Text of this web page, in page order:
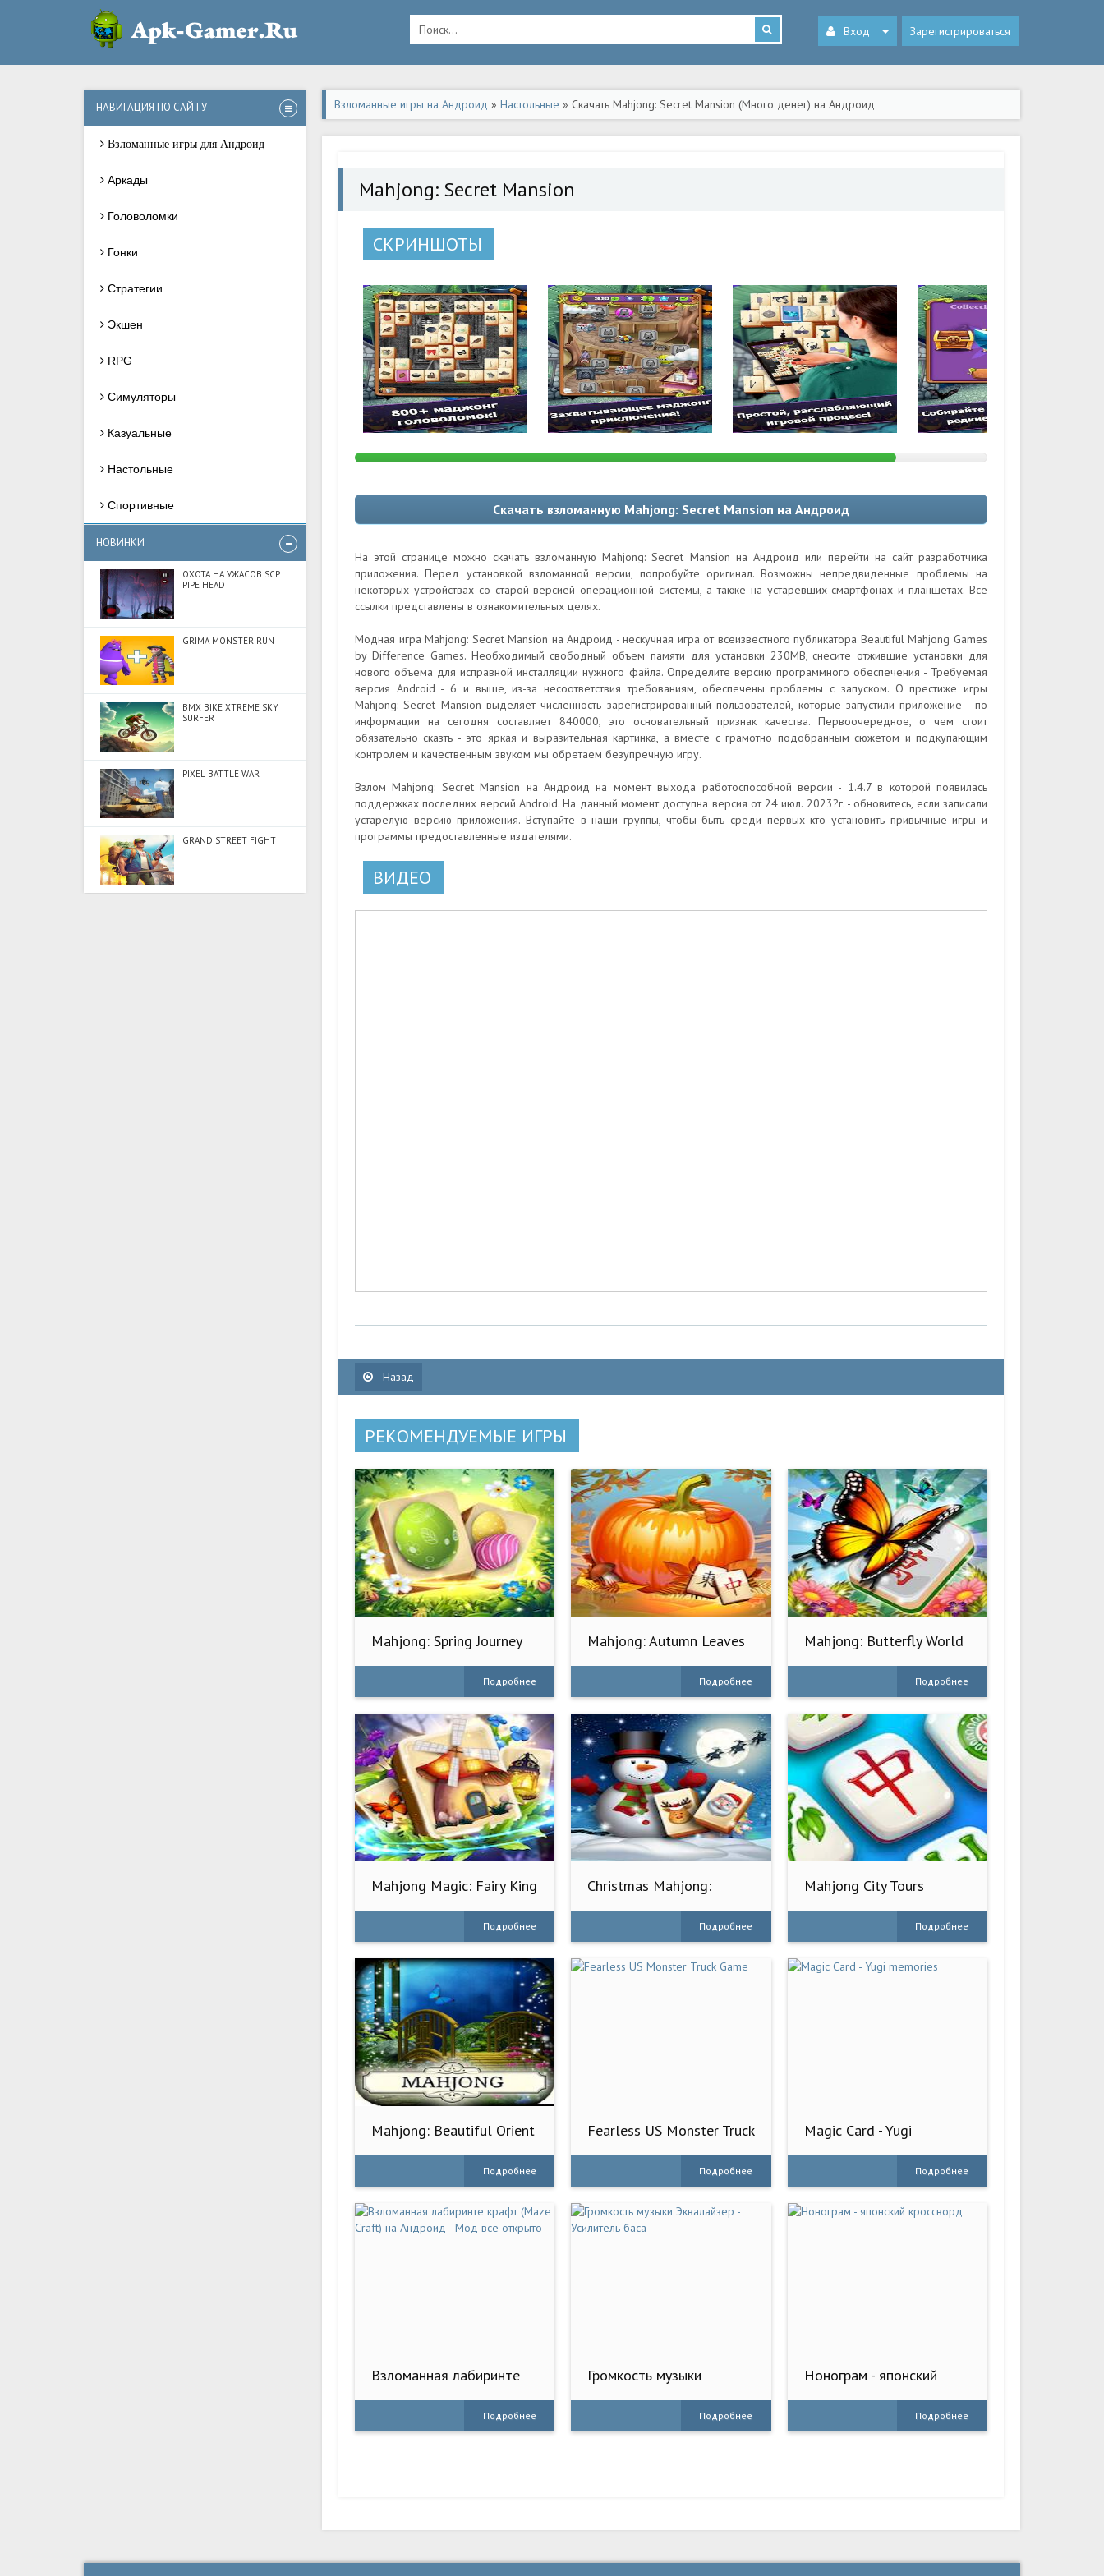
Вход Зарегистрироваться
НАВИГАЦИЯ ПО САЙТУ
Взломанные игры для Андроид
Аркады
Головоломки
Гонки
Стратегии
Экшен
RPG
Симуляторы
Казуальные
Настольные
Спортивные
НОВИНКИ
ОХОТА НА УЖАСОВ SCP
PIPE HEAD
GRIMA MONSTER RUN
BMX BIKE XTREME SKY
SURFER
PIXEL BATTLE WAR
GRAND STREET FIGHT
Взломанные игры на Андроид » Настольные » Скачать Mahjong: Secret Mansion (Много денег) на Андроид
Mahjong: Secret Mansion
СКРИНШОТЫ
Скачать взломанную Mahjong: Secret Mansion на Андроид
На этой странице можно скачать взломанную Mahjong: Secret Mansion на Андроид или перейти на сайт разработчика
приложения. Перед установкой взломанной версии, попробуйте оригинал. Возможны непредвиденные проблемы на
некоторых устройствах со старой версией операционной системы, а также на устаревших смартфонах и планшетах. Все
ссылки представлены в ознакомительных целях.
Модная игра Mahjong: Secret Mansion на Андроид - нескучная игра от всеизвестного публикатора Beautiful Mahjong Games
by Difference Games. Необходимый свободный объем памяти для установки 230MB, снесите отжившие установки для
нового объема для исправной инсталляции нужного файла. Определите версию программного обеспечения - Требуемая
версия Android - 6 и выше, из-за несоответствия требованиям, обеспечены проблемы с запуском. О престиже игры
Mahjong: Secret Mansion выделяет численность зарегистрированный пользователей, которые запустили приложение - по
информации на сегодня составляет 840000, это основательный признак качества. Первоочередное, о чем стоит
обязательно сказть - это яркая и выразительная картинка, а вместе с грамотно подобранным сюжетом и подкупающим
контролем и качественным звуком мы обретаем безупречную игру.
Взлом Mahjong: Secret Mansion на Андроид на момент выхода работоспособной версии - 1.4.7 в которой появилась
поддержках последних версий Android. На данный момент доступна версия от 24 июл. 2023?г. - обновитесь, если записали
устарелую версию приложения. Вступайте в наши группы, чтобы быть среди первых кто установить привычные игры и
программы предоставленные издателями.
ВИДЕО
Назад
РЕКОМЕНДУЕМЫЕ ИГРЫ
Mahjong: Spring Journey
Подробнее
Mahjong: Autumn Leaves
Подробнее
Mahjong: Butterfly World
Подробнее
Mahjong Magic: Fairy King
Подробнее
Christmas Mahjong:
Подробнее
Mahjong City Tours
Подробнее
Mahjong: Beautiful Orient
Подробнее
Fearless US Monster Truck
Подробнее
Magic Card - Yugi
Подробнее
Взломанная лабиринте
Андроид - Мод всеПодробнее
Громкость музыки
баса
Подробнее
Нонограм - японский
Подробнее